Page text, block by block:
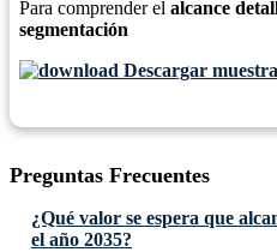
Para comprender el alcance
segmentación
Descargar
Preguntas Frecuentes
¿Qué valor se espera que
el año 2035?